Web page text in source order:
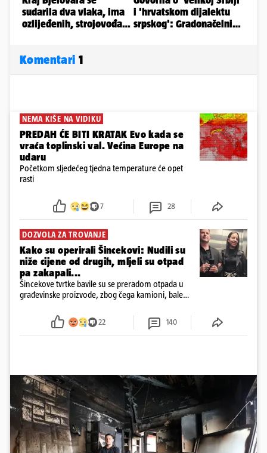
Komentari 1
NEMA KIŠE NA VIDIKU
PREDAH ĆE BITI KRATAK Evo kada se
vraća toplinski val. Većina Europe na
udaru
Početkom sljedećeg tjedna temperature će opet
rasti
7 28
DOZVOLA ZA TROVANJE
Kako su operirali Šincekovi: Nudili su
niže cijene od drugih, mljeli su otpad
pa zakapali...
Šincekove tvrtke bavile su se preradom otpada u
građevinske proizvode, zbog čega kamioni, bale
22 140